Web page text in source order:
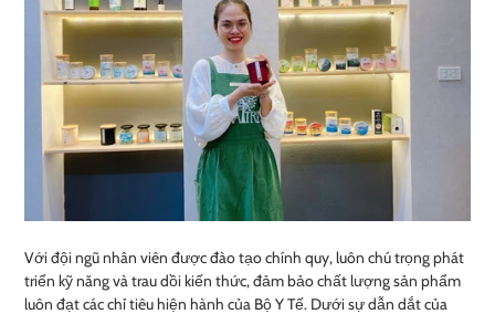
Với đội ngũ nhân viên được đào tạo chính quy, luôn chú trọng phát
triển kỹ năng và trau dồi kiến thức, đảm bảo chất lượng sản phẩm
luôn đạt các chỉ tiêu hiện hành của Bộ Y Tế. Dưới sự dẫn dắt của